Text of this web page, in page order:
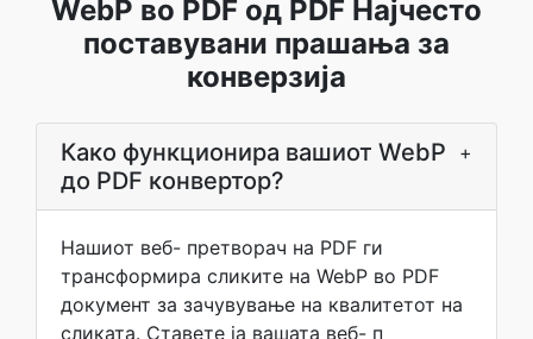
WebP во PDF од PDF Најчесто
поставувани прашања за
конверзија
Како функционира вашиот WebP
до PDF конвертор?
+
Нашиот веб- претворач на PDF ги
трансформира сликите на WebP во PDF
документ за зачувување на квалитетот на
сликата. Ставете ја вашата веб- п